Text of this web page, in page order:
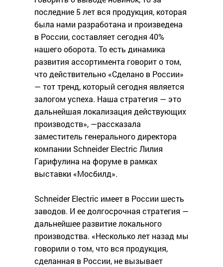
последние 5 лет вся продукция, которая
была нами разработана и произведена
в России, составляет сегодня 40%
нашего оборота. То есть динамика
развития ассортимента говорит о том,
что действительно «Сделано в России»
— тот тренд, который сегодня является
залогом успеха. Наша стратегия — это
дальнейшая локализация действующих
производств», —рассказала
заместитель генерального директора
компании Schneider Electric Лилия
Гарифулина на форуме в рамках
выставки «Мосбилд».
Schneider Electric имеет в России шесть
заводов. И ее долгосрочная стратегия —
дальнейшее развитие локального
производства. «Несколько лет назад мы
говорили о том, что вся продукция,
сделанная в России, не вызывает